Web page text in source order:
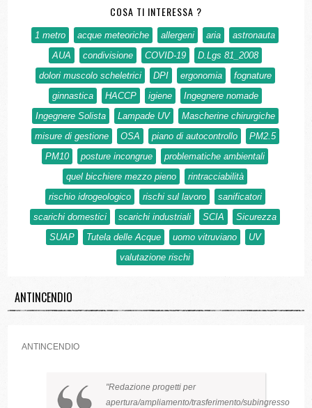
COSA TI INTERESSA ?
1 metro acque meteoriche allergeni aria
astronauta
AUA
condivisione COVID-19
D.Lgs 81_2008
dolori muscolo scheletrici
DPI ergonomia
fognature
ginnastica
HACCP igiene
Ingegnere nomade
Ingegnere Solista
Lampade UV
Mascherine chirurgiche
misure di gestione
OSA piano di autocontrollo
PM2.5
PM10
posture incongrue
problematiche ambientali
quel bicchiere mezzo pieno
rintracciabilità
rischio idrogeologico
rischi sul lavoro
sanificatori
scarichi domestici
scarichi industriali SCIA
Sicurezza
SUAP
Tutela delle Acque uomo vitruviano
UV
valutazione rischi
ANTINCENDIO
ANTINCENDIO
Redazione progetti per
apertura/ampliamento/trasferimento/subingresso